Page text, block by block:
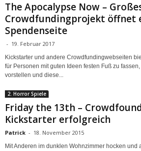
The Apocalypse Now –
Crowdfundingprojekt öffnet
Spendenseite
- 19. Februar 2017
Kickstarter und andere Crowdfundingwebseiten
für Personen mit guten Ideen festen Fuß zu
vorstellen und diese...
2. Horror Spiele
Friday the 13th –
Kickstarter erfolgreich
Patrick - 18. November 2015
Mit Anderen im dunklen Wohnzimmer hocken und